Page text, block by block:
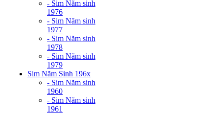
- Sim Năm sinh
1976
- Sim Năm sinh
1977
- Sim Năm sinh
1978
- Sim Năm sinh
1979
Sim Năm Sinh 196x
- Sim Năm sinh
1960
- Sim Năm sinh
1961